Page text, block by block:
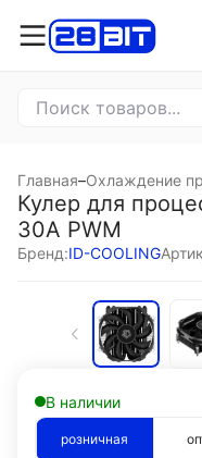
Главная–Охлаждение
Кулер для
30A PWM
Бренд:ID-COOLING
В наличии
розничная